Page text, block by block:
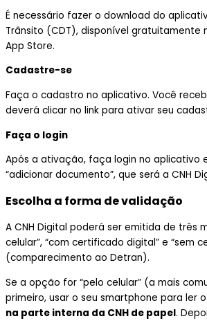
É necessário fazer o download do
Trânsito (CDT), disponível gratuitamente
App Store.
Cadastre-se
Faça o cadastro no aplicativo. Você
deverá clicar no link para ativar seu
Faça o login
Após a ativação, faça login no aplicativo
“adicionar documento”, que será a CNH
Escolha a forma de validação
A CNH Digital poderá ser emitida de três
celular”, “com certificado digital” e “sem
(comparecimento ao Detran).
Se a opção for “pelo celular” (a mais
primeiro, usar o seu smartphone para ler o
na parte interna da CNH de papel.